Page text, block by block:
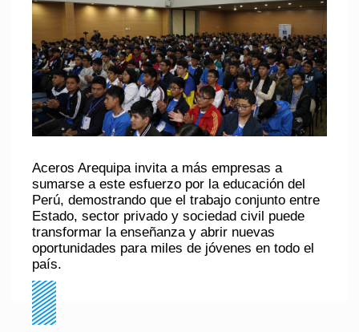
Aceros Arequipa invita a más empresas a
sumarse a este esfuerzo por la educación del
Perú, demostrando que el trabajo conjunto entre
Estado, sector privado y sociedad civil puede
transformar la enseñanza y abrir nuevas
oportunidades para miles de jóvenes en todo el
país.